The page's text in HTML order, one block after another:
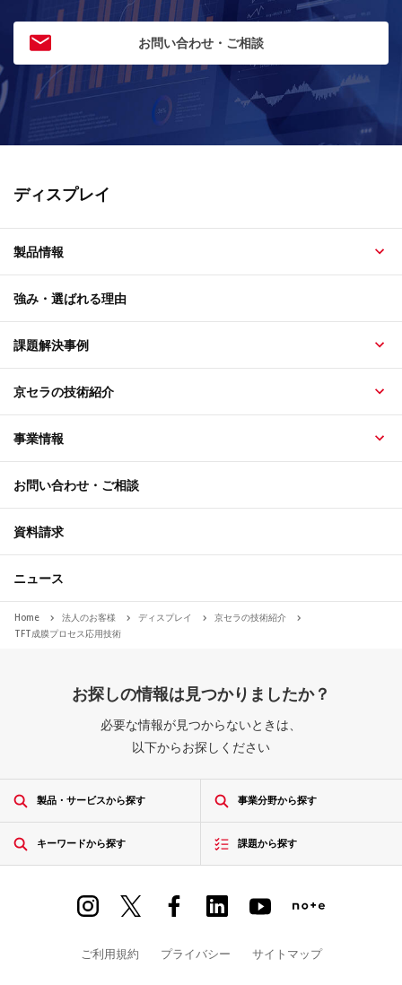
お問い合わせ・ご相談
ディスプレイ
製品情報
強み・選ばれる理由
課題解決事例
京セラの技術紹介
事業情報
お問い合わせ・ご相談
資料請求
ニュース
Home 法人のお客様 ディスプレイ
京セラの技術紹介
TFT成膜プロセス応用技術
お探しの情報は見つかりましたか？
必要な情報が見つからないときは、
以下からお探しください
製品・サービスから探す 事業分野から探す
キーワードから探す 課題から探す
ご利用規約 プライバシー サイトマップ